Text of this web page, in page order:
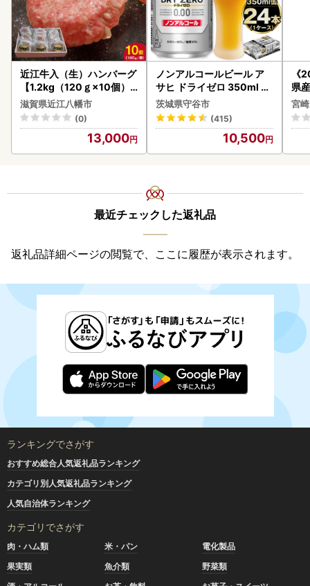
近江牛入（生）ハンバーグ
【1.2kg（120ｇ×10個）
】【AG09W】
滋賀県近江八幡市
(0)
13,000
ノンアルコールビール ア
サヒ ドライゼロ 350ml 24
本 ノンアル ビール asashi
守谷市
茨城県守谷市
(415)
10,500
《
県
セ
宮
最近チェックした返礼品
返礼品詳細ページの閲覧で、ここに履歴が表示されます。
ランキングでさがす
おすすめ総合人気返礼品ランキング
カテゴリ別人気返礼品ランキング
人気自治体ランキング
カテゴリでさがす
肉・ハム類 米・パン
電化製品
果実類
魚介類
野菜類